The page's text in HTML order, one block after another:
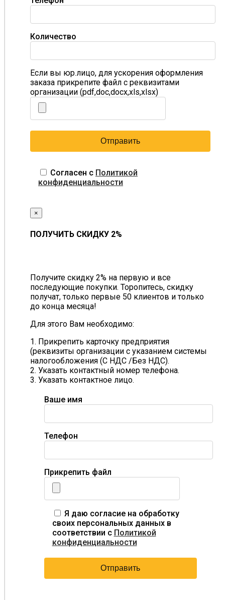
Количество
Если вы юр.лицо, для ускорения оформления
заказа прикрепите файл с реквизитами
организации (pdf,doc,docx,xls,xlsx)
Согласен с Политикой
конфиденциальности
×
ПОЛУЧИТЬ СКИДКУ 2%
Получите скидку 2% на первую и все
последующие покупки. Торопитесь, скидку
получат, только первые 50 клиентов и только
до конца месяца!
Для этого Вам необходимо:
1. Прикрепить карточку предприятия
(реквизиты организации с указанием системы
налогообложения (С НДС /Без НДС).
2. Указать контактный номер телефона.
3. Указать контактное лицо.
Ваше имя
Телефон
Прикрепить файл
Я даю согласие на обработку
своих персональных данных в
соответствии с Политикой
конфиденциальности